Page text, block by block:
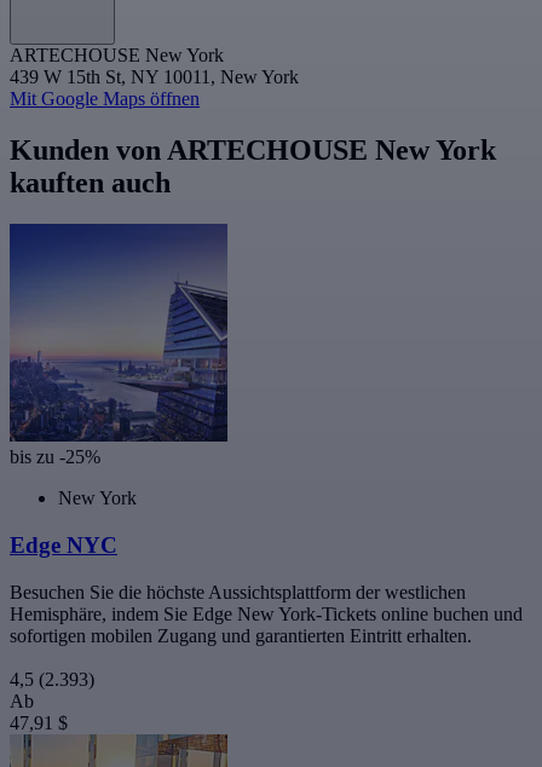
ARTECHOUSE New York
439 W 15th St, NY 10011, New York
Mit Google Maps öffnen
Kunden von ARTECHOUSE New York
kauften auch
bis zu -25%
New York
Edge NYC
Besuchen Sie die höchste Aussichtsplattform der westlichen
Hemisphäre, indem Sie Edge New York-Tickets online buchen und
sofortigen mobilen Zugang und garantierten Eintritt erhalten.
4,5 (2.393)
Ab
47,91 $